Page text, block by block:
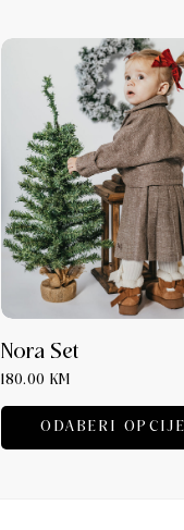
Nora Set
180.00KM
ODABERI OPCIJE